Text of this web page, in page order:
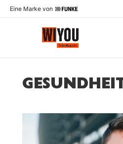
Eine Marke von
GESUNDHEIT